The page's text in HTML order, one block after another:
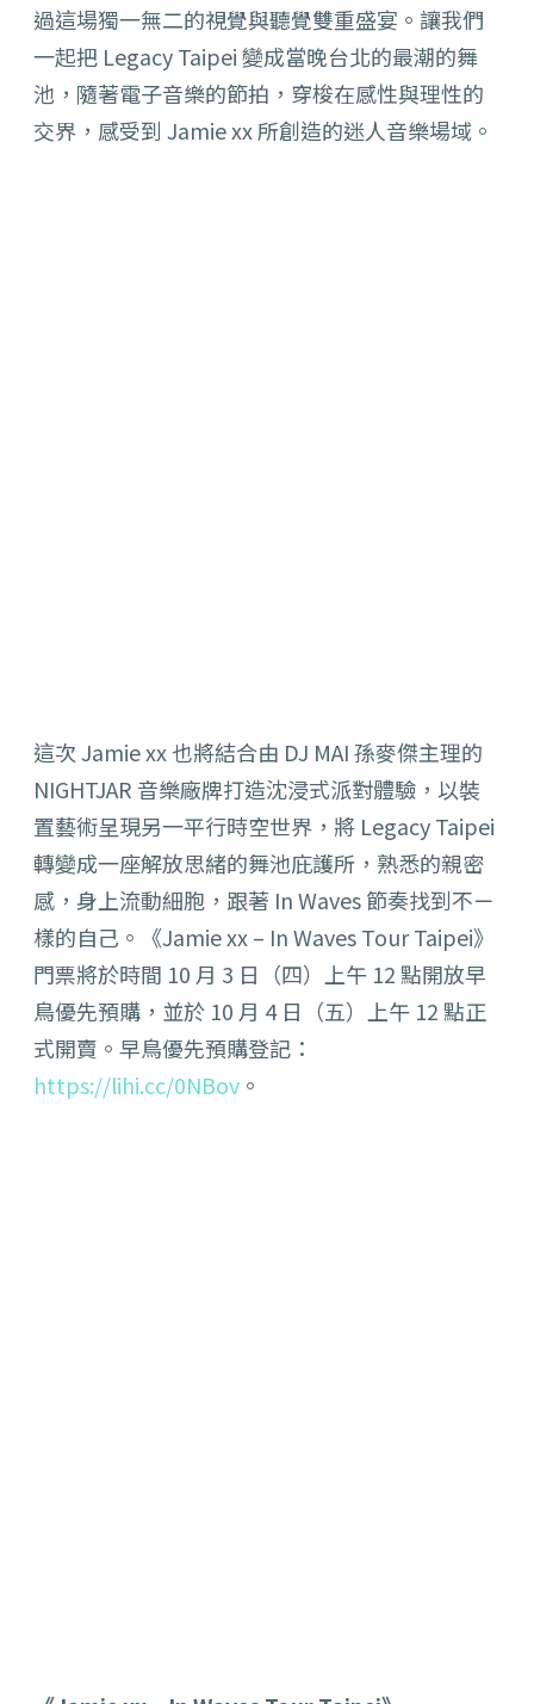
過這場獨一無二的視覺與聽覺雙重盛宴。讓我們
一起把 Legacy Taipei 變成當晚台北的最潮的舞
池，隨著電子音樂的節拍， 穿梭在感性與理性的
交界，感受到 Jamie xx 所創造的迷人音樂場域。
這次 Jamie xx 也將結合由 DJ MAI 孫麥傑主理的
NIGHTJAR 音樂廠牌打造沈浸式派對體驗，以裝
置藝術呈現另一平行時空世界， 將 Legacy Taipei
轉變成一座解放思緒的舞池庇護所，熟悉的親密
感，身上流動細胞， 跟著 In Waves 節奏找到不ㄧ
樣的自己。 《Jamie xx – In Waves Tour Taipei》
門票將於時間 10 月 3 日（四）上午 12 點開放早
鳥優先預購，並於 10 月 4 日（五）上午 12 點正
式開賣。早鳥優先預購登記：
https://lihi.cc/0NBov 。